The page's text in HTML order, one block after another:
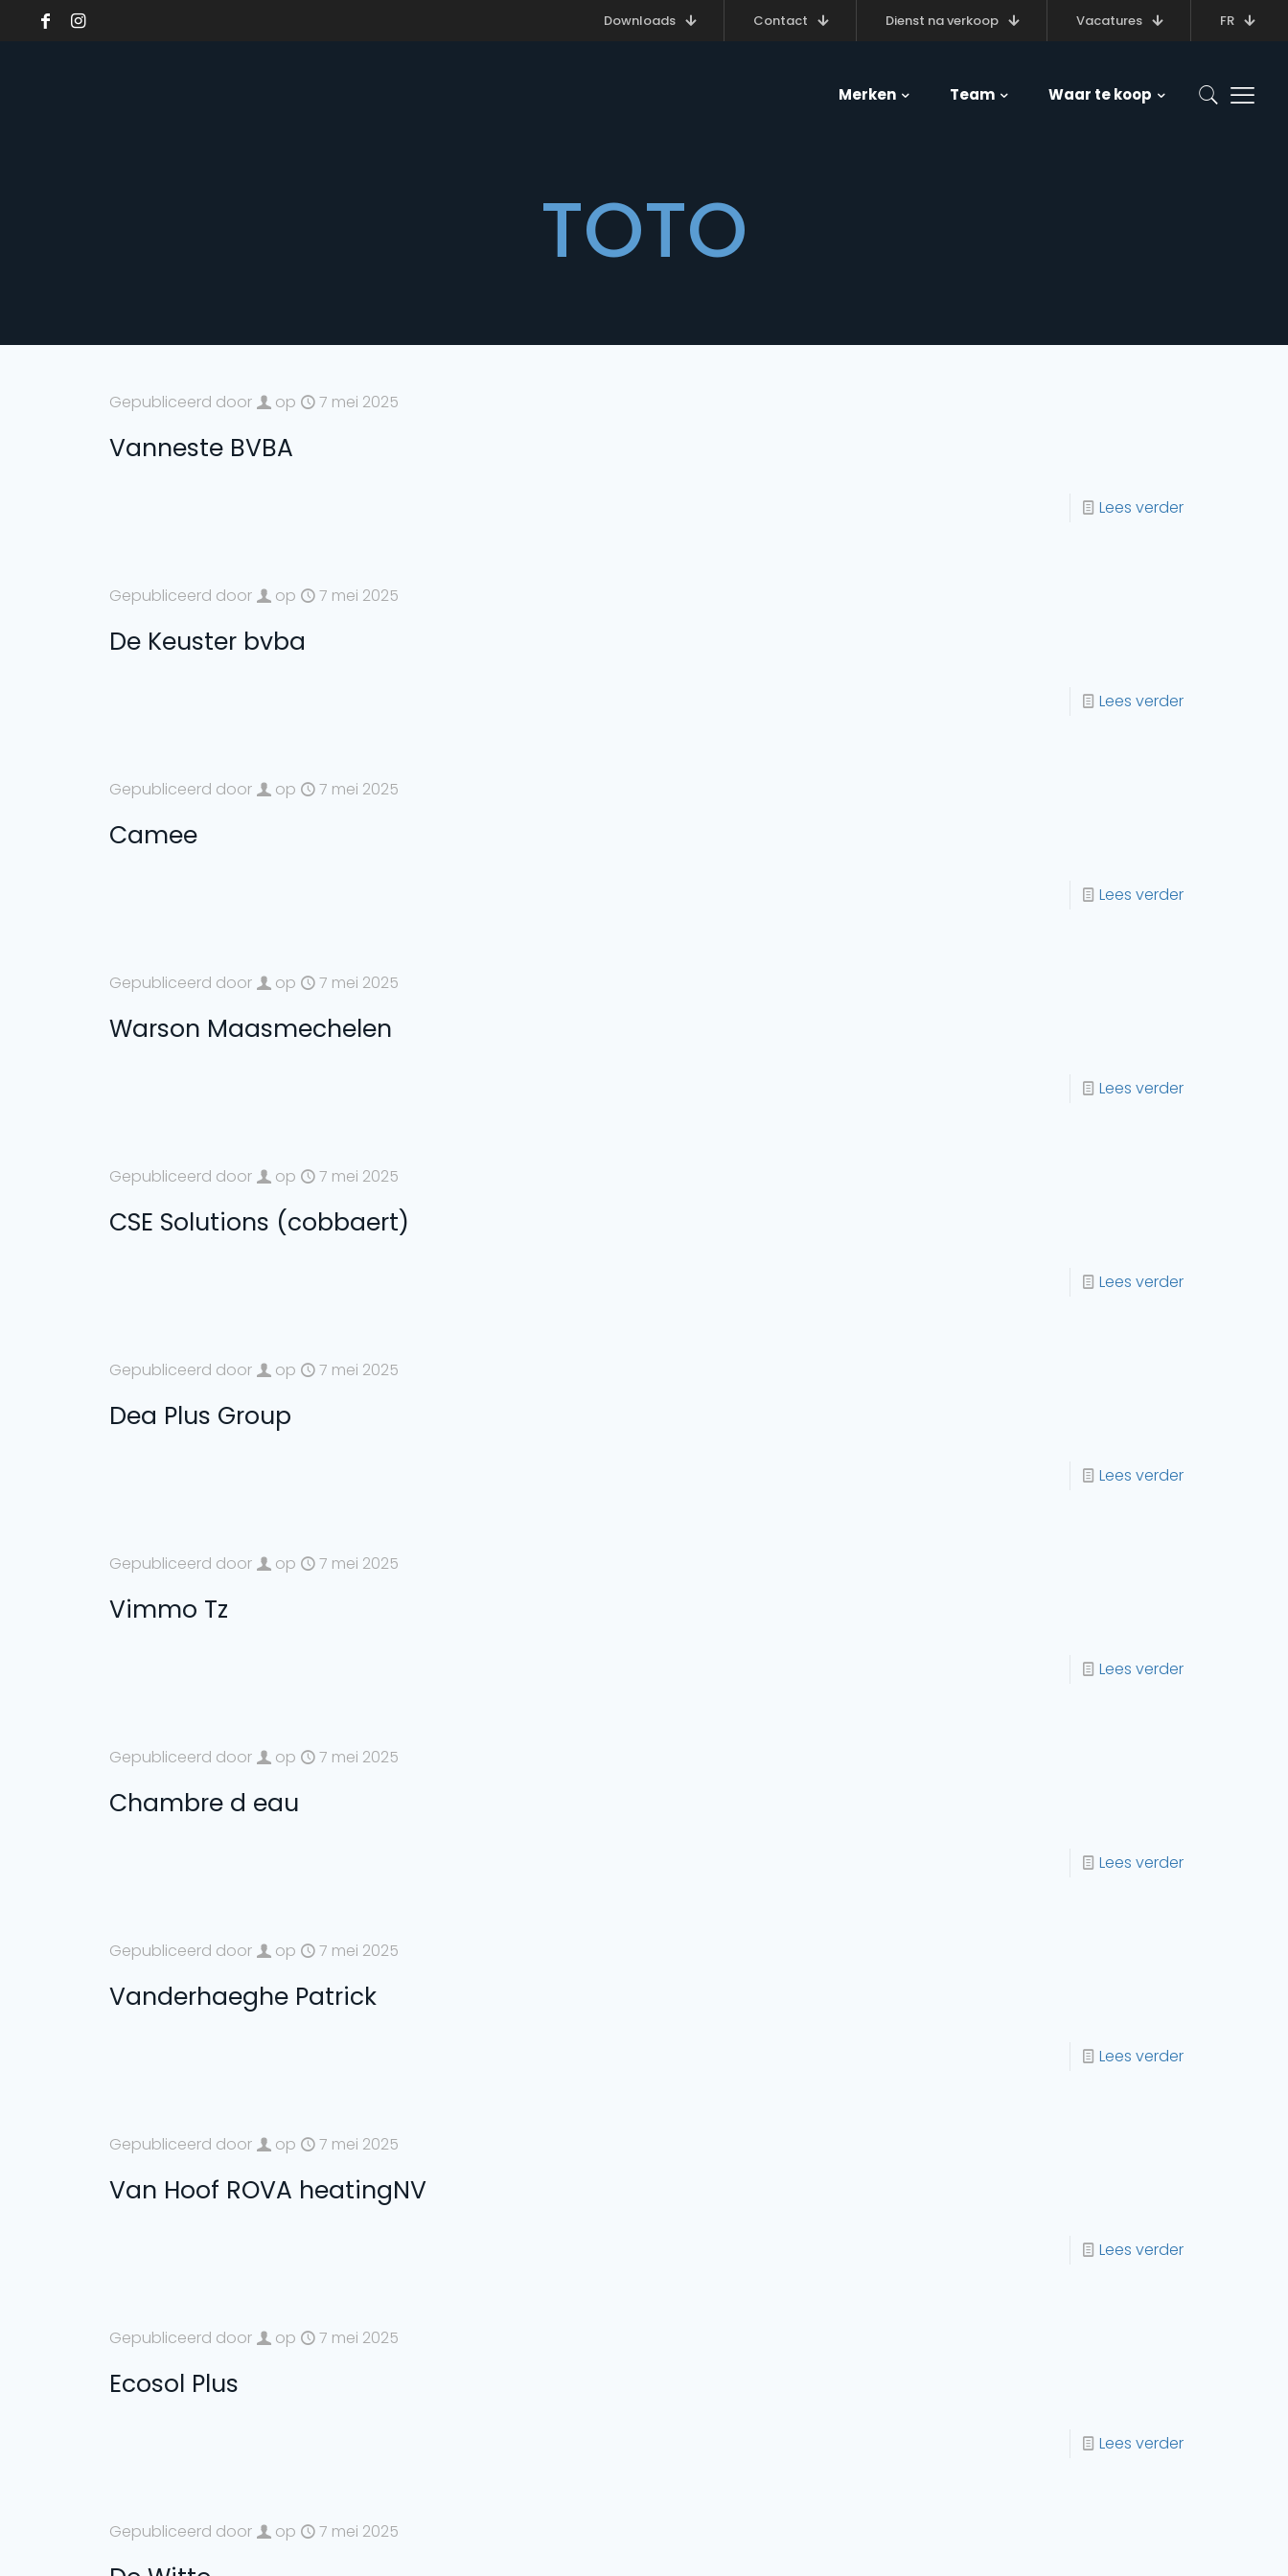
Downloads Contact Dienst na verkoop Vacatures FR
Merken Team Waar te koop
TOTO
Gepubliceerd door op 7 mei 2025
Vanneste BVBA
Lees verder
Gepubliceerd door op 7 mei 2025
De Keuster bvba
Lees verder
Gepubliceerd door op 7 mei 2025
Camee
Lees verder
Gepubliceerd door op 7 mei 2025
Warson Maasmechelen
Lees verder
Gepubliceerd door op 7 mei 2025
CSE Solutions (cobbaert)
Lees verder
Gepubliceerd door op 7 mei 2025
Dea Plus Group
Lees verder
Gepubliceerd door op 7 mei 2025
Vimmo Tz
Lees verder
Gepubliceerd door op 7 mei 2025
Chambre d eau
Lees verder
Gepubliceerd door op 7 mei 2025
Vanderhaeghe Patrick
Lees verder
Gepubliceerd door op 7 mei 2025
Van Hoof ROVA heatingNV
Lees verder
Gepubliceerd door op 7 mei 2025
Ecosol Plus
Lees verder
Gepubliceerd door op 7 mei 2025